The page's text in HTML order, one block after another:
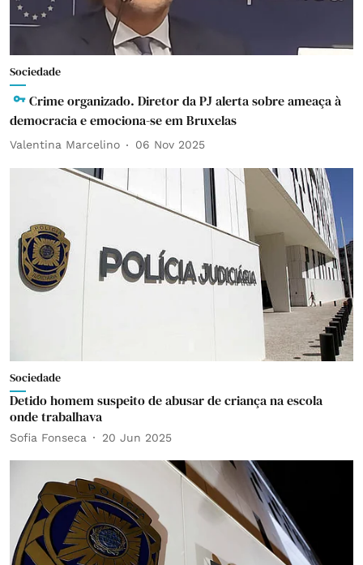
Sociedade
Crime organizado. Diretor da PJ alerta sobre ameaça à
democracia e emociona-se em Bruxelas
Valentina Marcelino 06 Nov 2025
Sociedade
Detido homem suspeito de abusar de criança na escola
onde trabalhava
Sofia Fonseca 20 Jun 2025